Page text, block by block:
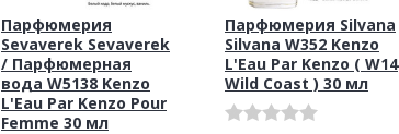
Парфюмерия
Sevaverek Sevaverek
/ Парфюмерная
вода W5138 Kenzo
L'Eau Par Kenzo Pour
Femme 30 мл
Парфюмерия Silvana
Silvana W352 Kenzo
L'Eau Par Kenzo ( W14
Wild Coast ) 30 мл